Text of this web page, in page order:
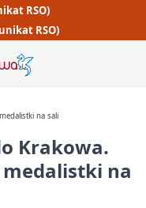
RSO)
RSO)
na sali
Krakowa.
na